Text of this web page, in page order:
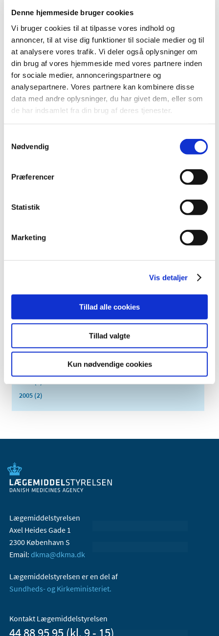
Denne hjemmeside bruger cookies
Vi bruger cookies til at tilpasse vores indhold og
annoncer, til at vise dig funktioner til sociale medier og til
at analysere vores trafik. Vi deler også oplysninger om
din brug af vores hjemmeside med vores partnere inden
for sociale medier, annonceringspartnere og
analysepartnere. Vores partnere kan kombinere disse
data med andre oplysninger, du har givet dem, eller som
de har indsamlet fra din brug af deres tjenester.
Nødvendig
Præferencer
Statistik
Marketing
Vis detaljer
Tillad alle cookies
Tillad valgte
Kun nødvendige cookies
2024 (15)
december (3)
november (1)
oktober (3)
september (1)
august (4)
juni (1)
maj (1)
april (2)
februar (1)
2021 (32)
2019 (41)
2016 (48)
2015 (31)
2010 (7)
2008 (8)
2005 (2)
Lægemiddelstyrelsen
Axel Heides Gade 1
2300 København S
Email: dkma@dkma.dk
Lægemiddelstyrelsen er en del af
Sundheds- og Kirkeministeriet.
Kontakt Lægemiddelstyrelsen
44 88 95 95 (kl. 9 - 15)